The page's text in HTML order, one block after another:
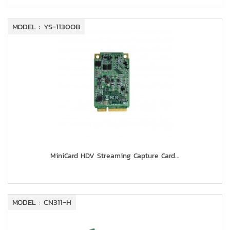
MODEL : YS-1130OB
MiniCard HDV Streaming Capture Card...
MODEL : CN311-H